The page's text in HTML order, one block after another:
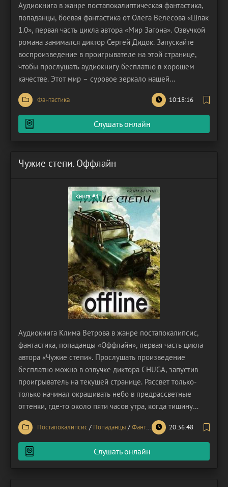
Аудиокнига в жанре постапокалиптическая фантастика,
попаданцы, боевая фантастика от Олега Велесова «Шлак
1.0», первая часть цикла автора «Мир Загона». Озвучкой
романа занимался диктор Сергей Дидок. Запускайте
воспроизведение в проигрывателе на этой странице,
чтобы прослушать аудиокнигу бесплатно в хорошем
качестве. Этот мир – суровое зеркало нашей
реальности, где человечность подменяется жестоким
реализмом, а грань между буквальным и переносным
значением стирается. Здесь, в мире «загона»,
Фантастика 10:18:16
Слушать онлайн
Чужие степи. Оффлайн
Книга #1
Аудиокнига Клима Ветрова в жанре постапокалипсис,
фантастика, попаданцы «Оффлайн», первая часть цикла
автора «Чужие степи». Прослушать произведение
бесплатно можно в озвучке диктора CHUGA, запустив
проигрыватель на текущей странице. Рассвет только-
только начинал окрашивать небо в предрассветные
оттенки, где-то около пяти часов утра, когда тишину
крошечного, обычно безмятежного поселка нарушил
настойчивый зов о помощи. Один из местных жителей,
столкнувшись с непреодолимым препятствием при
Постапокалипсис / Попаданцы /Фантастика 20:36:48
Слушать онлайн